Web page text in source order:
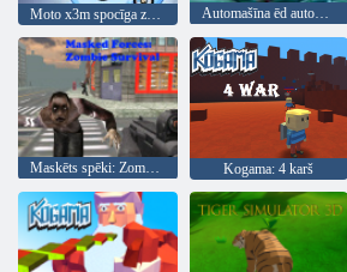
Moto x3m spocīga zeme Automašīna ēd automašīnu 5
Maskēts spēki: Zombie Survival Kogama: 4 karš